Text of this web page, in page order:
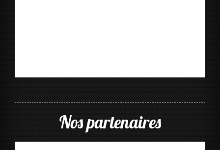
Nos partenaires